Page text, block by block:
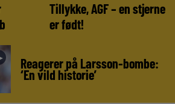
Tillykke, AGF – en stjerne
er født!
Reagerer på Larsson-bombe:
‘En vild historie’